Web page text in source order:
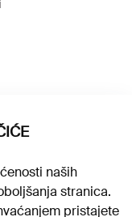
naših
stranica.
pristajete